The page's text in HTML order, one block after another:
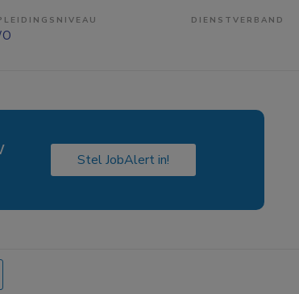
DIENSTVERBAND
Stel JobAlert in!